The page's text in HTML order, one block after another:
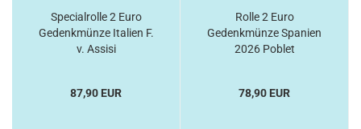
Specialrolle 2 Euro
Gedenkmünze Italien F.
v. Assisi
87,90 EUR
Rolle 2 Euro
Gedenkmünze Spanien
2026 Poblet
78,90 EUR